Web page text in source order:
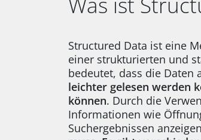
Structured Data ist eine
einer strukturierten und
bedeutet, dass die Daten
leichter gelesen werden
können. Durch die
Informationen wie
Suchergebnissen